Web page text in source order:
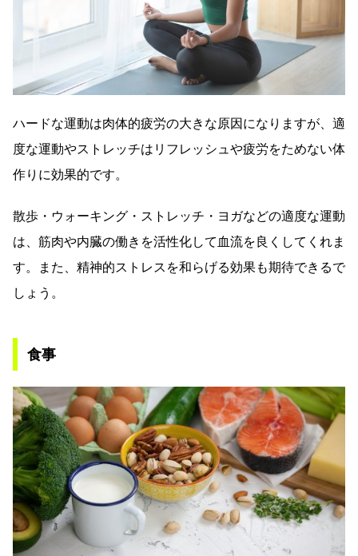
ハードな運動は肉体的疲労の大きな原因になりますが、適
度な運動やストレッチはリフレッシュや疲労をためない体
作りに効果的です。
散歩・ウォーキング・ストレッチ・ヨガなどの適度な運動
は、筋肉や内臓の働きを活性化して血流を良くしてくれま
す。また、精神的ストレスを和らげる効果も期待できるで
しょう。
食事